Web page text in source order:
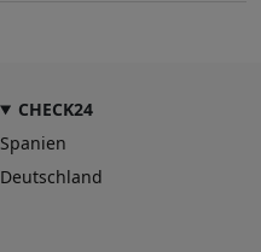
CHECK24
Spanien
Deutschland